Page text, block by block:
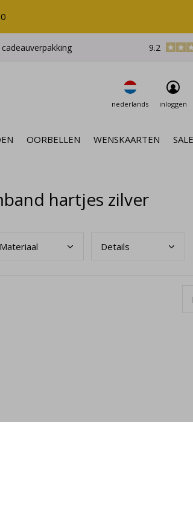
OORBELLEN WENSKAARTEN
nederlands inloggen
9.2
hartjes zilver
Materiaal Details